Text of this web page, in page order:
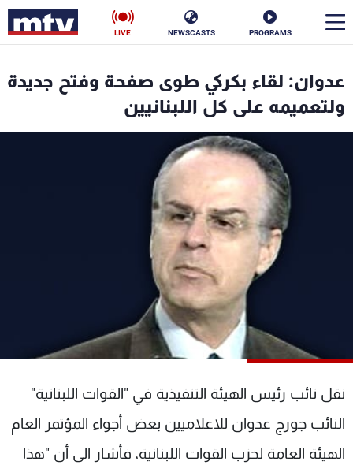
PROGRAMS
NEWSCASTS
LIVE
عدوان: لقاء بكركي طوى صفحة وفتح جديدة
ولتعميمه على كل اللبنانيين
نقل نائب رئيس الهيئة التنفيذية في "القوات اللبنانية"
النائب جورج عدوان للاعلاميين بعض أجواء المؤتمر العام
الهيئة العامة لحزب القوات اللبنانية، فأشار الى أن "هذا
الأخبار
فن
رياضة
كأس العالم
جدول البرامج
الترددات
الإنـتـاج
تواصل معنا